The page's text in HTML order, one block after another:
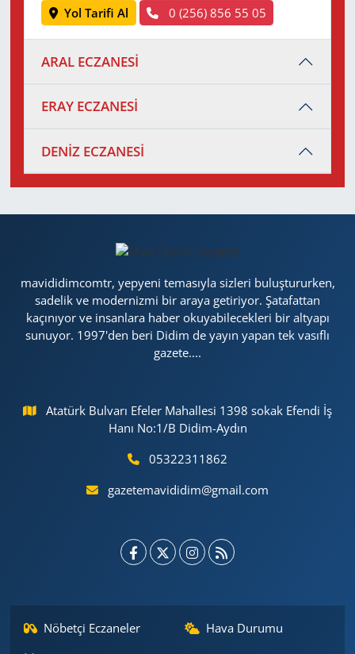
Yol Tarifi Al 0 (256) 856 55 05
ARAL ECZANESİ
ERAY ECZANESİ
DENİZ ECZANESİ
mavididimcomtr, yepyeni temasıyla sizleri buluştururken,
sadelik ve modernizmi bir araya getiriyor. Şatafattan
kaçınıyor ve insanlara haber okuyabilecekleri bir altyapı
sunuyor. 1997'den beri Didim de yayın yapan tek vasıflı
gazete....
Atatürk Bulvarı Efeler Mahallesi 1398 sokak Efendi İş
Hanı No:1/B Didim-Aydın
05322311862
gazetemavididim@gmail.com
Nöbetçi Eczaneler
Hava Durumu